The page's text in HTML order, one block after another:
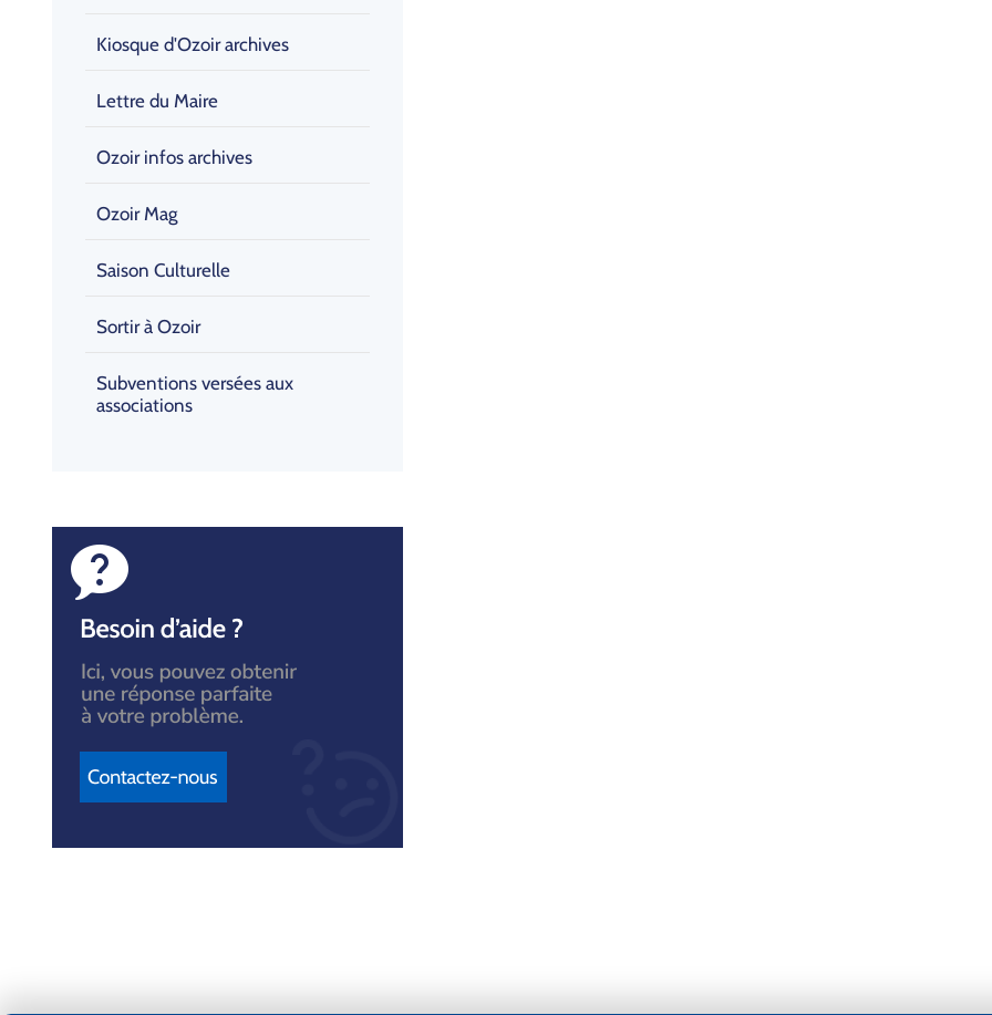
Kiosque d'Ozoir archives
Lettre du Maire
Ozoir infos archives
Ozoir Mag
Saison Culturelle
Sortir à Ozoir
Subventions versées aux
associations